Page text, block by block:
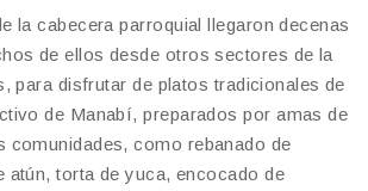
la cabecera parroquial llegaron decenas
de ellos desde otros sectores de la
para disfrutar de platos tradicionales de
de Manabí, preparados por amas de
comunidades, como rebanado de
atún, torta de yuca, encocado de